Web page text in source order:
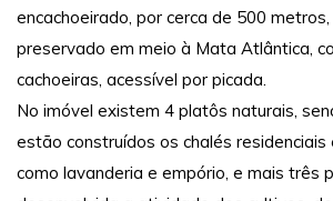
encachoeirado, por cerca de 500
preservado em meio à Mata Atlântica,
cachoeiras, acessível por picada.
No imóvel existem 4 platôs naturais,
estão construídos os chalés residenciais
como lavanderia e empório, e mais três